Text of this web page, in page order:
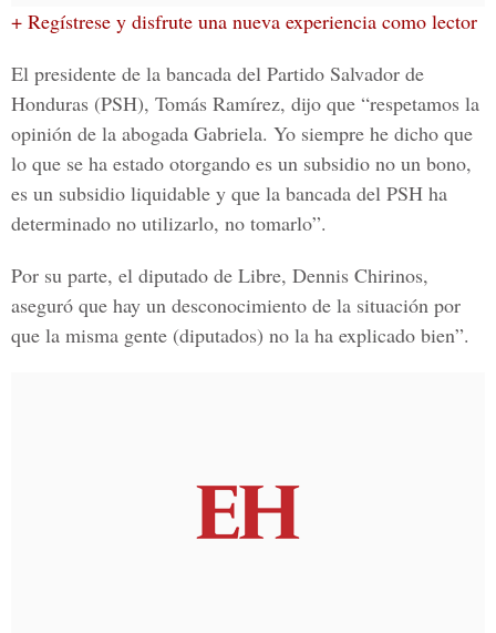
+ Regístrese y disfrute una nueva experiencia como lector
El presidente de la bancada del Partido Salvador de
Honduras (PSH), Tomás Ramírez, dijo que “respetamos la
opinión de la abogada Gabriela. Yo siempre he dicho que
lo que se ha estado otorgando es un subsidio no un bono,
es un subsidio liquidable y que la bancada del PSH ha
determinado no utilizarlo, no tomarlo”.
Por su parte, el diputado de Libre, Dennis Chirinos,
aseguró que hay un desconocimiento de la situación por
que la misma gente (diputados) no la ha explicado bien”.